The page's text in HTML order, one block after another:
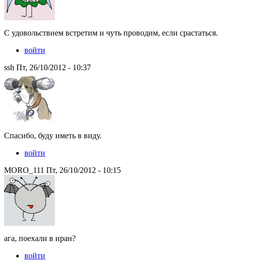
С удовольствием встретим и чуть проводим, если срастаться.
войти
ssh Пт, 26/10/2012 - 10:37
Спасибо, буду иметь в виду.
войти
MORO_111 Пт, 26/10/2012 - 10:15
ага, поехали в иран?
войти